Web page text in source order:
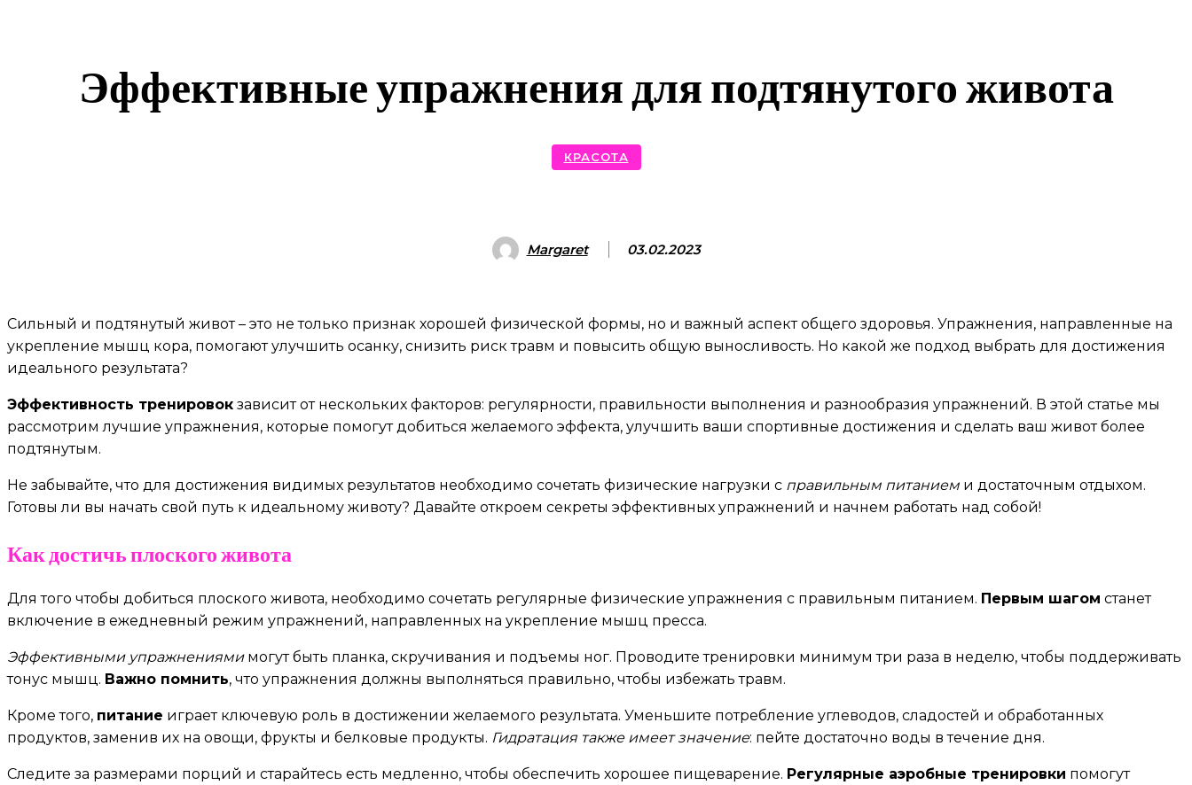
Эффективные упражнения для подтянутого живота
КРАСОТА
Margaret 03.02.2023
Сильный и подтянутый живот – это не только признак хорошей физической формы, но и важный аспект общего здоровья. Упражнения, направленные на
укрепление мышц кора, помогают улучшить осанку, снизить риск травм и повысить общую выносливость. Но какой же подход выбрать для достижения
идеального результата?
Эффективность тренировок зависит от нескольких факторов: регулярности, правильности выполнения и разнообразия упражнений. В этой статье мы
рассмотрим лучшие упражнения, которые помогут добиться желаемого эффекта, улучшить ваши спортивные достижения и сделать ваш живот более
подтянутым.
Не забывайте, что для достижения видимых результатов необходимо сочетать физические нагрузки с правильным питанием и достаточным отдыхом.
Готовы ли вы начать свой путь к идеальному животу? Давайте откроем секреты эффективных упражнений и начнем работать над собой!
Как достичь плоского живота
Для того чтобы добиться плоского живота, необходимо сочетать регулярные физические упражнения с правильным питанием. Первым шагом станет
включение в ежедневный режим упражнений, направленных на укрепление мышц пресса.
Эффективными упражнениямимогут быть планка, скручивания и подъемы ног. Проводите тренировки минимум три раза в неделю, чтобы поддерживать
тонус мышц. Важно помнить, что упражнения должны выполняться правильно, чтобы избежать травм.
Кроме того, питание играет ключевую роль в достижении желаемого результата. Уменьшите потребление углеводов, сладостей и обработанных
продуктов, заменив их на овощи, фрукты и белковые продукты. Гидратация также имеет значение: пейте достаточно воды в течение дня.
Следите за размерами порций и старайтесь есть медленно, чтобы обеспечить хорошее пищеварение. Регулярные аэробные тренировки помогут